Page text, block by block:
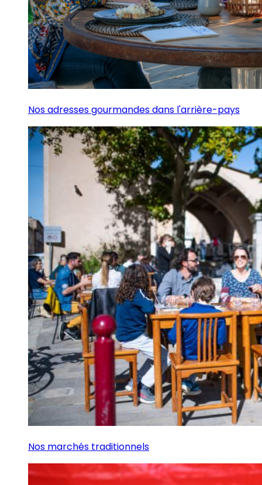
Nos adresses gourmandes dans l'arrière-pays
Nos marchés traditionnels